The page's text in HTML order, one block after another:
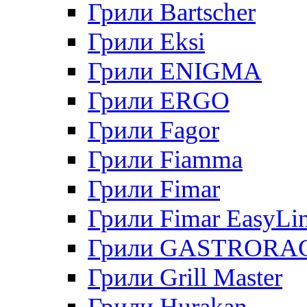
Грили Bartscher
Грили Eksi
Грили ENIGMA
Грили ERGO
Грили Fagor
Грили Fiamma
Грили Fimar
Грили Fimar
Грили
Грили Grill Master